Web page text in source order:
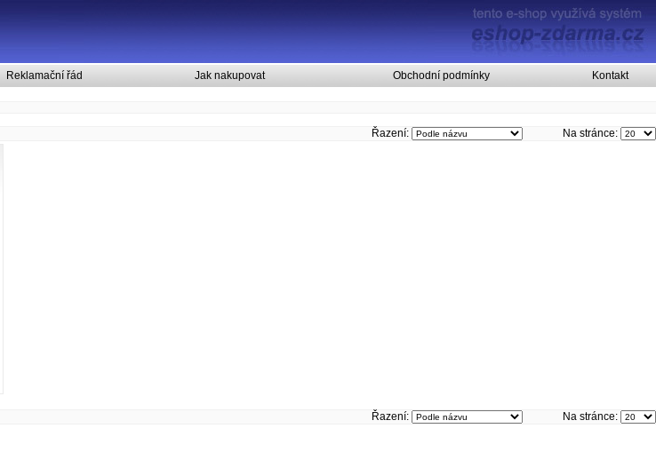
Reklamační řád Jak nakupovat Obchodní podmínky Kontakt
Řazení:
Na stránce:
Řazení: Na stránce: